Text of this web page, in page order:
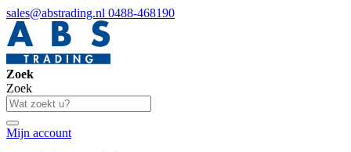
sales@abstrading.nl 0488-468190
Zoek
Zoek
Mijn account